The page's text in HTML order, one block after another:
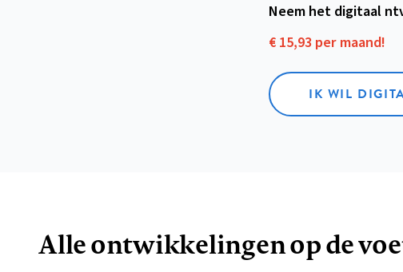
Neem het digitaal
€ 15,93 per maand!
IK WIL
Alle ontwikkelingen op de